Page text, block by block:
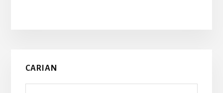
Primary
Sidebar
CARIAN